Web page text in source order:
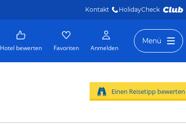
Kontakt HolidayCheck
Hotel bewerten Favoriten Anmelden
Menü
Einen Reisetipp bewerten